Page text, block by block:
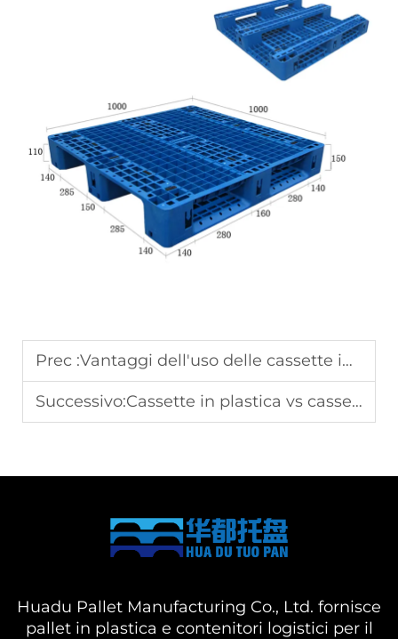
Prec :Vantaggi dell'uso delle cassette in plastica nei magazzini
Successivo:Cassette in plastica vs cassette in legno: quale soluzione è migliore?
Huadu Pallet Manufacturing Co., Ltd. fornisce
pallet in plastica e contenitori logistici per il